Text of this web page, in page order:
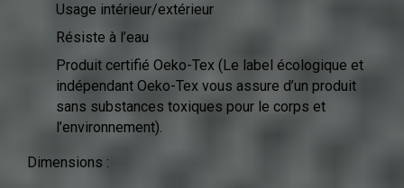
Usage intérieur/extérieur
Résiste à l’eau
Produit certifié Oeko-Tex (Le label écologique et
indépendant Oeko-Tex vous assure d’un produit
sans substances toxiques pour le corps et
l’environnement).
Dimensions :